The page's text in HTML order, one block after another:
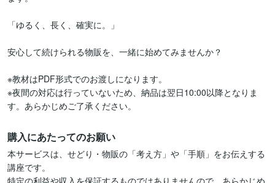
「ゆるく、長く、確実に。」
安心して続けられる物販を、一緒に始めてみませんか？
※教材はPDF形式でのお渡しになります。
※夜間の対応は行っていないため、納品は翌日10:00以降となりま
購入にあたってのお願い
本サービスは、せどり・物販の「考え方」や「手順」をお伝えする
講座です。